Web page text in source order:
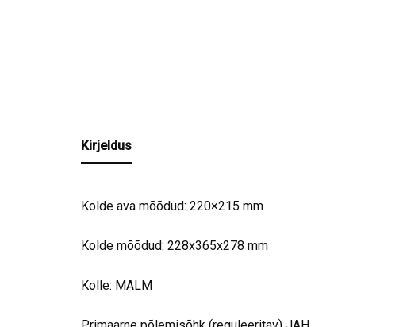
Kirjeldus
Kolde ava mõõdud: 220×215 mm
Kolde mõõdud: 228x365x278 mm
Kolle: MALM